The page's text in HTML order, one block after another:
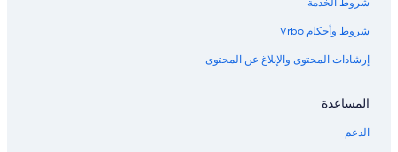
o
S
h
o
t
e
f
d
o
t
e
l
c
t
o
l
c
e
a
v
e
شروط وأحكام Vrbo
إرشادات المحتوى والإبلاغ عن المحتوى
المساعدة
الدعم